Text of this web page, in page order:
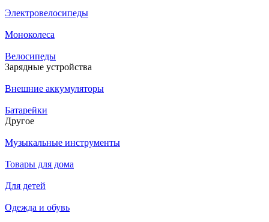
Электровелосипеды
Моноколеса
Велосипеды
Зарядные устройства
Внешние аккумуляторы
Батарейки
Другое
Музыкальные инструменты
Товары для дома
Для детей
Одежда и обувь